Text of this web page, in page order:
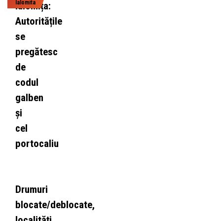
Ialomita
Ialomița:
Autoritățile
se
pregătesc
de
codul
galben
și
cel
portocaliu
Drumuri
blocate/deblocate,